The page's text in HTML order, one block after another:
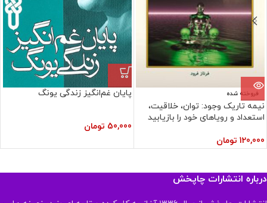
فروخته شده
نیمه تاریک وجود: توان، خلاقیت،
استعداد و رویاهای خود را بازیابید
120,000 تومان
پایان غم‌انگیز زندگی یونگ
50,000 تومان
درباره انتشارات چاپخش